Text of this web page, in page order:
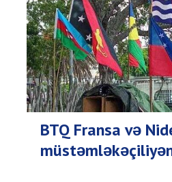
BTQ Fransa və
müstəmləkəçiliyən